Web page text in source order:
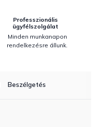
Professzionális
ügyfélszolgálat
Minden munkanapon
rendelkezésre állunk.
Beszélgetés